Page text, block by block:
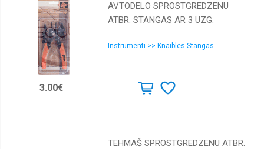
AVTODELO SPROSTGREDZENU
ATBR. STANGAS AR 3 UZG.
Instrumenti >> Knaibles Stangas
3.00€
TEHMAŠ SPROSTGREDZENU ATBR.